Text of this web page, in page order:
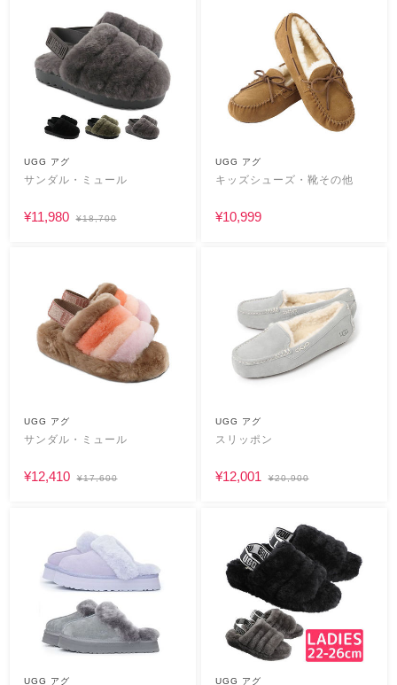
UGG アグ
サンダル・ミュール
¥11,980 ¥18,700
UGG アグ
キッズシューズ・靴その他
¥10,999
UGG アグ
サンダル・ミュール
¥12,410 ¥17,600
UGG アグ
スリッポン
¥12,001 ¥20,900
UGG アグ UGG アグ